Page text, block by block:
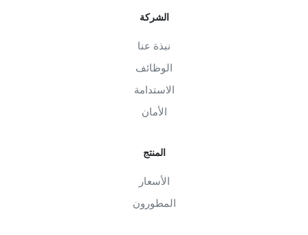
الشركة
نبذة عنا
الوظائف
الاستدامة
الأمان
المنتج
الأسعار
المطورون